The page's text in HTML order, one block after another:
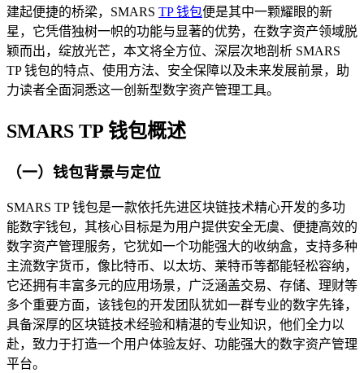
建起便捷的桥梁，SMARS TP 钱包便是其中一颗耀眼的新
星，它凭借独树一帜的功能与显著的优势，在数字资产领域脱
颖而出，绽放光芒，本文将全方位、深层次地剖析 SMARS
TP 钱包的特点、使用方法、安全保障以及未来发展前景，助
力读者全面洞悉这一创新型数字资产管理工具。
SMARS TP 钱包概述
（一）钱包背景与定位
SMARS TP 钱包是一款依托先进区块链技术精心开发的多功
能数字钱包，其核心目标是为用户提供安全无虞、便捷高效的
数字资产管理服务，它犹如一个功能强大的收纳盒，支持多种
主流数字货币，像比特币、以太坊、莱特币等都能轻松容纳，
它还拥有丰富多元的应用场景，广泛涵盖交易、存储、理财等
多个重要方面，该钱包的开发团队犹如一群专业的数字先锋，
具备深厚的区块链技术经验和精湛的专业知识，他们全力以
赴，致力于打造一个用户体验友好、功能强大的数字资产管理
平台。